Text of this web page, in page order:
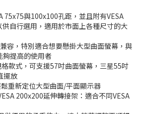
75x75與100x100孔距，並且附有VESA
自行選用，適用於市面上各種尺寸的大
容，特別適合想要懸掛大型曲面螢幕，與
夠提高的使用者
款式，可支援57吋曲面螢幕，三星55吋
擺放
重新定位大型曲面/平面顯示器
200x200延伸轉接架：適合不同VESA